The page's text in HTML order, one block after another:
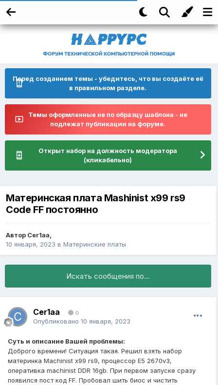
Перед созданием темы - убедитесь, что вы создаёте её
в правильном разделе.
Темы оформленные не по образцу шаблона - не
подлежат публикации на форуме.
Открыт набор на должность модератора
(кликабельно)
Материнская плата Mashinist x99 rs9
Code FF постоянно
Автор Cer1aa,
10 января, 2023 в Материнские платы
Искать сообщения по...
Cer1aa 0
Опубликовано 10 января, 2023
Суть и описание Вашей проблемы:
Доброго времени! Ситуация такая. Решил взять набор
материнка Machinist x99 rs9, процессор E5 2670v3,
оперативка machinist DDR 16gb. При первом запуске сразу
появился пост код FF. Пробовал шить биос и чистить